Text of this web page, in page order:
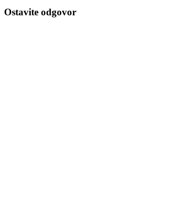
Ostavite odgovor